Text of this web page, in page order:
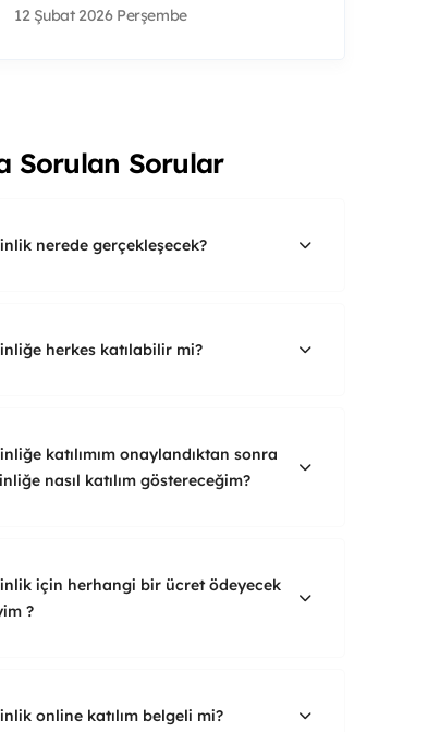
12 Şubat 2026 Perşembe
Sorulan Sorular
nerede gerçekleşecek?
herkes katılabilir mi?
katılımım onaylandıktan sonra
nasıl katılım göstereceğim?
için herhangi bir ücret ödeyecek
?
online katılım belgeli mi?